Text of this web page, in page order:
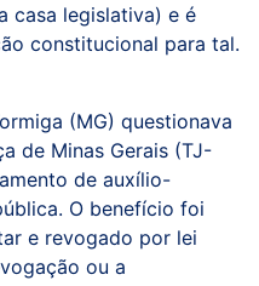
casa legislativa) e é
constitucional para tal.
(MG) questionava
de Minas Gerais (TJ-
de auxílio-
O benefício foi
e revogado por lei
ou a